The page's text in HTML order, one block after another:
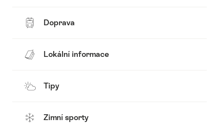
Doprava
Lokální informace
Tipy
Zimní sporty